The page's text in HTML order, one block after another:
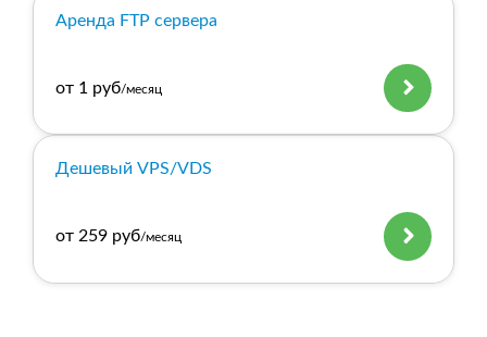
Аренда FTP сервера
от 1 руб/месяц
Дешевый VPS/VDS
от 259 руб/месяц